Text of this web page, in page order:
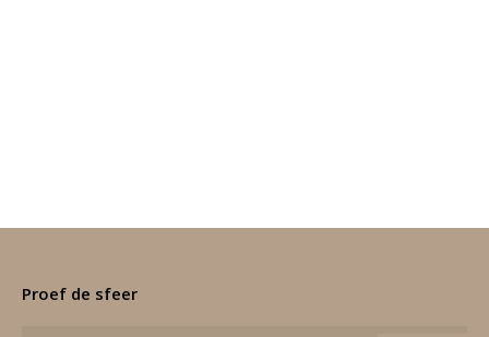
Proef de sfeer